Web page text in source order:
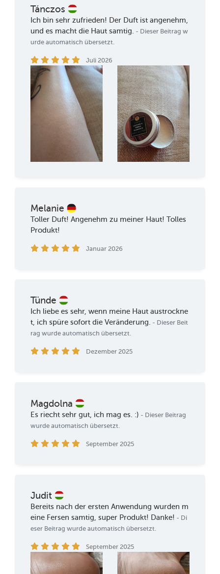
Tánczos
Ich bin sehr zufrieden! Der Duft ist angenehm,
und es macht die Haut samtig. - Dieser Beitrag w
urde automatisch übersetzt.
Juli 2026
Melanie
Toller Duft! Angenehm zu meiner Haut! Tolles
Produkt!
Januar 2026
Tünde
Ich liebe es sehr, wenn meine Haut austrockne
t, ich spüre sofort die Veränderung. - Dieser Beit
rag wurde automatisch übersetzt.
Dezember 2025
Magdolna
Es riecht sehr gut, ich mag es. :) - Dieser Beitrag
wurde automatisch übersetzt.
September 2025
Judit
Bereits nach der ersten Anwendung wurden m
eine Fersen samtig, super Produkt! Danke! - Di
eser Beitrag wurde automatisch übersetzt.
September 2025